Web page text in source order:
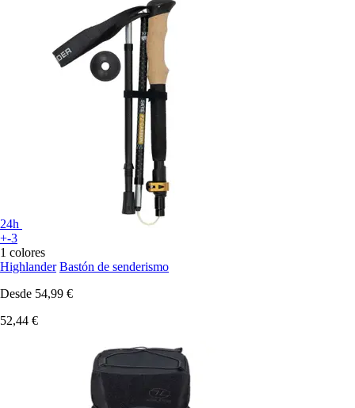
24h
+-3
1 colores
Highlander Bastón de senderismo
Desde 54,99 €
52,44 €